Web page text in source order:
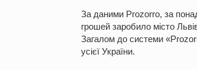
За даними Prozorro, за
грошей заробило місто
Загалом до системи
усієї України.